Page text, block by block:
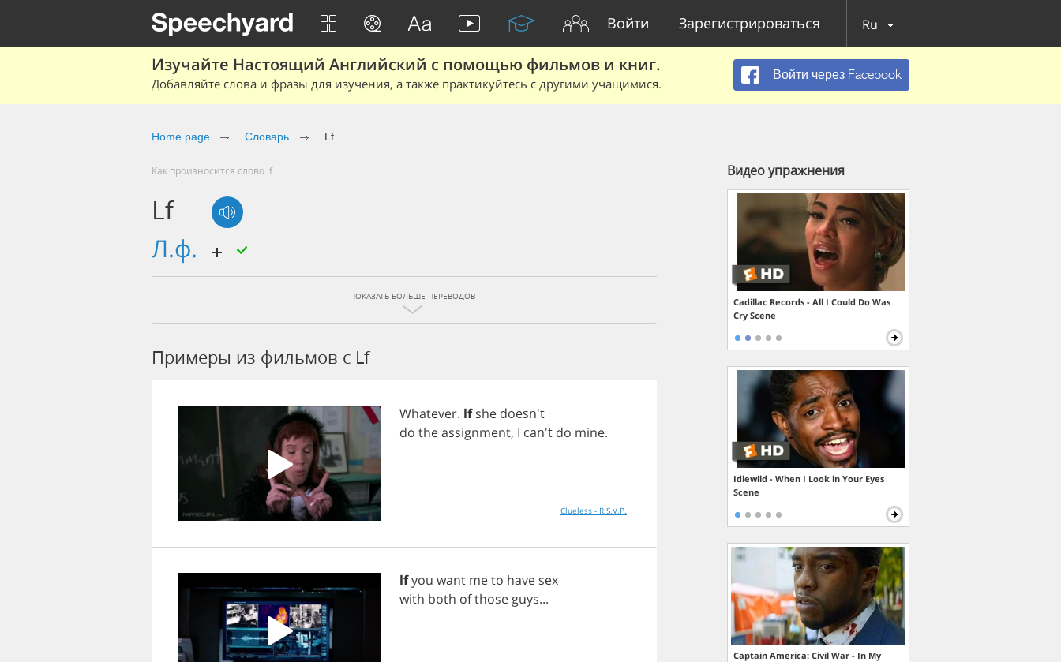
Войти Зарегистрироваться Ru
Изучайте Настоящий Английский с помощью фильмов и книг.
Добавляйте слова и фразы для изучения, а также практикуйтесь с другими учащимися.
Войти через Facebook
Home page Словарь Lf
Как произносится слово lf
Lf
л.ф.
ПОКАЗАТЬ БОЛЬШЕ ПЕРЕВОДОВ
Примеры из фильмов c Lf
Whatever. lf she doesn't
do theassignment, I can't do mine.
Clueless - R.S.V.P.
lfyou want meto have sex
with both ofthose guys...
Видео упражнения
Cadillac Records - All I Could Do Was
Cry Scene
Idlewild - When I Look in Your Eyes
Scene
Captain America: Civil War - In My